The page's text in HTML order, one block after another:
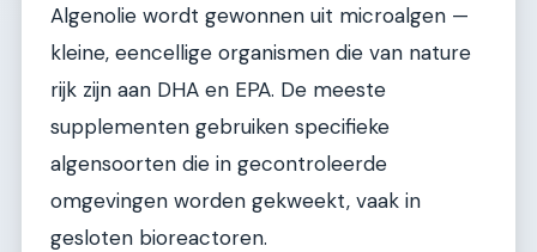
Algenolie wordt gewonnen uit microalgen —
kleine, eencellige organismen die van nature
rijk zijn aan DHA en EPA. De meeste
supplementen gebruiken specifieke
algensoorten die in gecontroleerde
omgevingen worden gekweekt, vaak in
gesloten bioreactoren.